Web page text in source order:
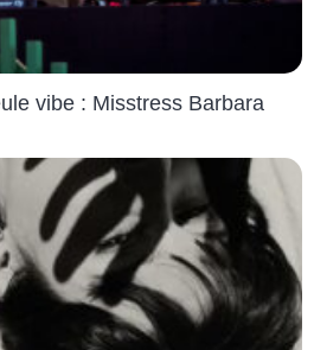
vibe : Misstress Barbara